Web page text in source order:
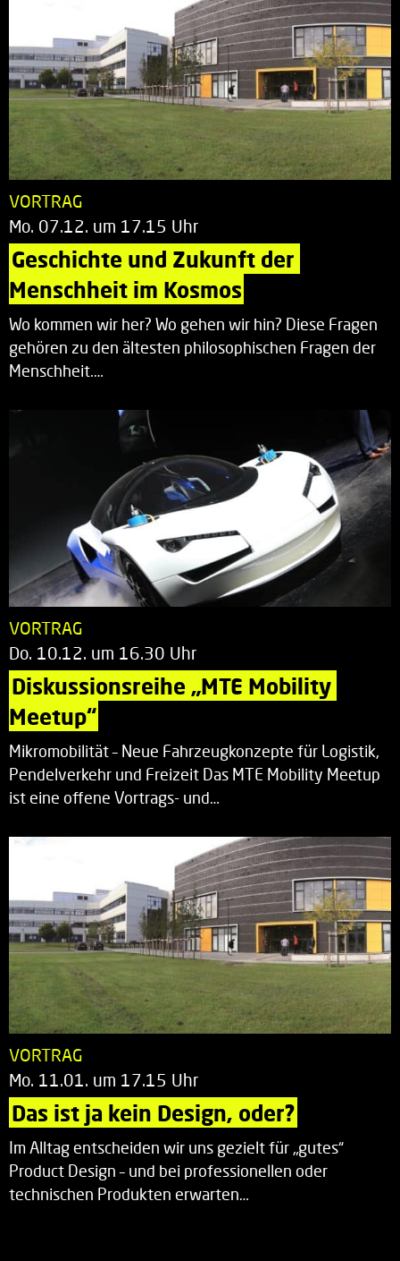
VORTRAG
Mo. 07.12. um 17.15 Uhr
Geschichte und Zukunft der
Menschheit im Kosmos
Wo kommen wir her? Wo gehen wir hin? Diese Fragen
gehören zu den ältesten philosophischen Fragen der
Menschheit.…
VORTRAG
Do. 10.12. um 16.30 Uhr
Diskussionsreihe „MTE Mobility
Meetup“
Mikromobilität – Neue Fahrzeugkonzepte für Logistik,
Pendelverkehr und Freizeit Das MTE Mobility Meetup
ist eine offene Vortrags- und…
VORTRAG
Mo. 11.01. um 17.15 Uhr
Das ist ja kein Design, oder?
Im Alltag entscheiden wir uns gezielt für „gutes“
Product Design – und bei professionellen oder
technischen Produkten erwarten…